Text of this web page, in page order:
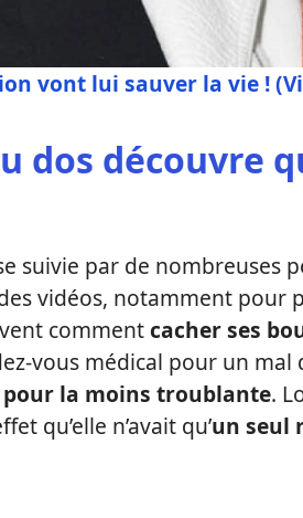
vont lui sauver la vie !
découvre
suivie par de nombreuses
vidéos, notamment pour
commentcacher ses
vous médical pour un mal
la moins troublante.
qu’elle n’avait qu’un seul